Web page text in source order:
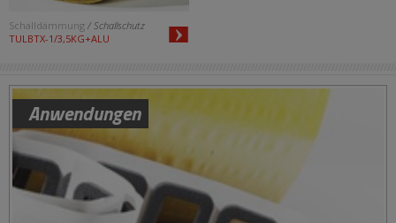
Schalldämmung / Schallschutz
TULBTX-1/3,5KG+ALU
Anwendungen